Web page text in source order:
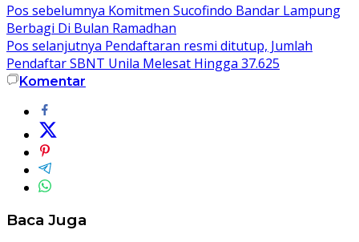
Pos sebelumnya Komitmen Sucofindo Bandar Lampung
Berbagi Di Bulan Ramadhan
Pos selanjutnya Pendaftaran resmi ditutup, Jumlah
Pendaftar SBNT Unila Melesat Hingga 37.625
Komentar
Baca Juga